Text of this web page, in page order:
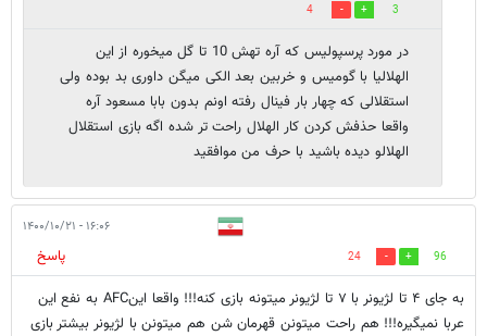
3
4
در مورد پرسپولیس که آره تهش 10 تا گل میخوره از این
الهلالیا با گومیس و خربین بعد الکی میگن داوری بد بوده ولی
استقلالی که چهار بار فینال رفته اونم بدون بابا مسعود آره
واقعا حذفش کردن کار الهلال راحت تر شده اگه بازی استقلال
الهلالو دیده باشید با حرف من موافقید
۱۶:۰۶ - ۱۴۰۰/۱۰/۲۱
96
24
پاسخ
به جای ۴ تا لژیونر با ۷ تا لژیونر میتونه بازی کنه!!! واقعا اینAFC به نفع این
عربا نمیگیره!!! هم راحت میتونن قهرمان شن هم میتونن با لژیونر بیشتر بازی